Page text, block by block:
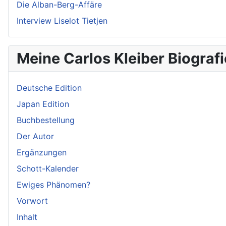
Die Alban-Berg-Affäre
Interview Liselot Tietjen
Meine Carlos Kleiber
Deutsche Edition
Japan Edition
Buchbestellung
Der Autor
Ergänzungen
Schott-Kalender
Ewiges Phänomen?
Vorwort
Inhalt